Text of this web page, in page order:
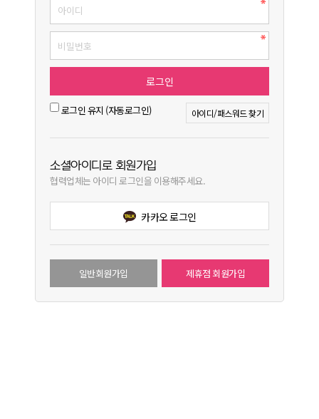
로그인 유지 (자동로그인) 아이디/패스워드 찾기
소셜아이디로 회원가입
협력업체는 아이디 로그인을 이용해주세요.
카카오 로그인
일반회원가입 제휴점 회원가입